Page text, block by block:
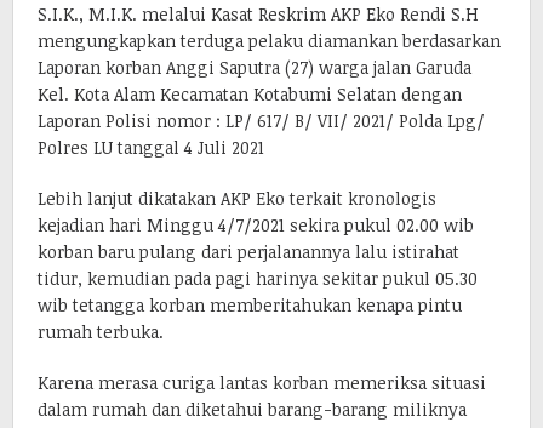
S.I.K., M.I.K. melalui Kasat Reskrim AKP Eko Rendi S.H
mengungkapkan terduga pelaku diamankan berdasarkan
Laporan korban Anggi Saputra (27) warga jalan Garuda
Kel. Kota Alam Kecamatan Kotabumi Selatan dengan
Laporan Polisi nomor : LP/ 617/ B/ VII/ 2021/ Polda Lpg/
Polres LU tanggal 4 Juli 2021
Lebih lanjut dikatakan AKP Eko terkait kronologis
kejadian hari Minggu 4/7/2021 sekira pukul 02.00 wib
korban baru pulang dari perjalanannya lalu istirahat
tidur, kemudian pada pagi harinya sekitar pukul 05.30
wib tetangga korban memberitahukan kenapa pintu
rumah terbuka.
Karena merasa curiga lantas korban memeriksa situasi
dalam rumah dan diketahui barang-barang miliknya